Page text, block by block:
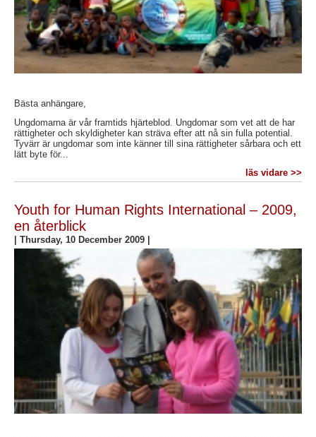
Bästa anhängare,
Ungdomarna är vår framtids hjärteblod. Ungdomar som vet att de har
rättigheter och skyldigheter kan sträva efter att nå sin fulla potential.
Tyvärr är ungdomar som inte känner till sina rättigheter sårbara och ett
lätt byte för...
läs vidare >>
Youth for Human Rights International – 2009,
en återblick
| Thursday, 10 December 2009 |